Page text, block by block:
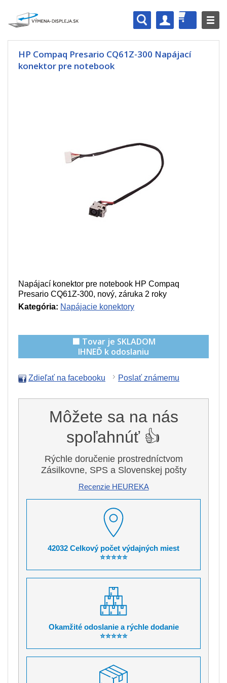
HP Compaq Presario CQ61Z-300 Napájací
konektor pre notebook
Napájací konektor pre notebook HP Compaq
Presario CQ61Z-300, nový, záruka 2 roky
Kategória: Napájacie konektory
🟩 Tovar je SKLADOM
IHNEĎ k odoslaniu
Zdieľať na facebooku Poslať známemu
Môžete sa na nás
spoľahnúť 👍
Rýchle doručenie prostredníctvom
Zásilkovne, SPS a Slovenskej pošty
Recenzie HEUREKA
42032 Celkový počet výdajných miest
⭐⭐⭐⭐⭐
Okamžité odoslanie a rýchle dodanie
⭐⭐⭐⭐⭐